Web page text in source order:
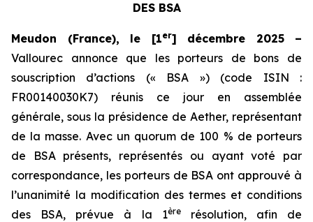
DES BSA
Meudon (France), le [1er] décembre 2025 –
Vallourec annonce que les porteurs de bons de
souscription d’actions (« BSA ») (code ISIN :
FR00140030K7) réunis ce jour en assemblée
générale, sous la présidence de Aether, représentant
de la masse. Avec un quorum de 100 % de porteurs
de BSA présents, représentés ou ayant voté par
correspondance, les porteurs de BSA ont approuvé à
l’unanimité la modification des termes et conditions
des BSA, prévue à la 1èrerésolution, afin de